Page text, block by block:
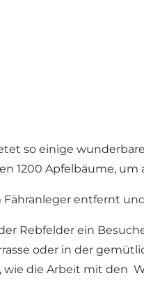
so einige
1200 Apfelbäume,
entfernt
Rebfelder ein
oder in der
wie die Arbeit mit den